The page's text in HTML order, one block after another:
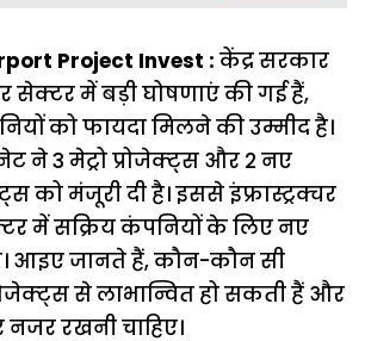
Project Invest : केंद्र सरकार
सेक्टर में बड़ी घोषणाएं की गई हैं,
को फायदा मिलने की उम्मीद है।
ने 3 मेट्रो प्रोजेक्ट्स और 2 नए
को मंजूरी दी है। इससे इंफ्रास्ट्रक्चर
में सक्रिय कंपनियों के लिए नए
आइए जानते हैं, कौन-कौन सी
से लाभान्वित हो सकती हैं और
रखनी चाहिए।